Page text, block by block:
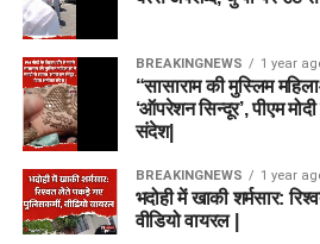
BREAKINGNEWS 1 year
“सासाराम की मुस्लिम
‘ऑपरेशन सिन्दूर’, पीएम
संदेश|
BREAKINGNEWS 1 year
भदोही में खाकी शर्मसार:
वीडियो वायरल |